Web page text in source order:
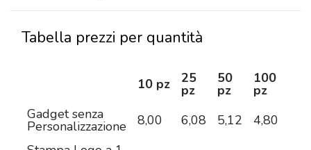
Tabella prezzi per quantità
10 pz 25
pz
50
pz
100
pz
Gadget senza
Personalizzazione 8,00 6,08 5,12 4,80